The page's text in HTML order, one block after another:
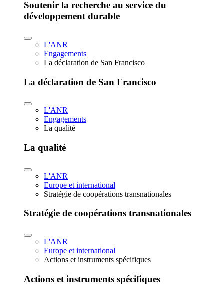
Soutenir la recherche au service du
développement durable
L'ANR
Engagements
La déclaration de San Francisco
La déclaration de San Francisco
L'ANR
Engagements
La qualité
La qualité
L'ANR
Europe et international
Stratégie de coopérations transnationales
Stratégie de coopérations transnationales
L'ANR
Europe et international
Actions et instruments spécifiques
Actions et instruments spécifiques